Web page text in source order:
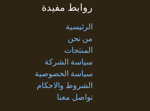
روابط مفيدة
الرئيسية
من نحن
المنتجات
سياسة الشركة
سياسة الخصوصية
الشروط والاحكام
تواصل معنا